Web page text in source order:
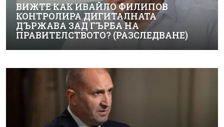
ВИЖТЕ КАК ИВАЙЛО ФИЛИПОВ
КОНТРОЛИРА ДИГИТАЛНАТА
ДЪРЖАВА ЗАД ГЪРБА НА
ПРАВИТЕЛСТВОТО? (РАЗСЛЕДВАНЕ)